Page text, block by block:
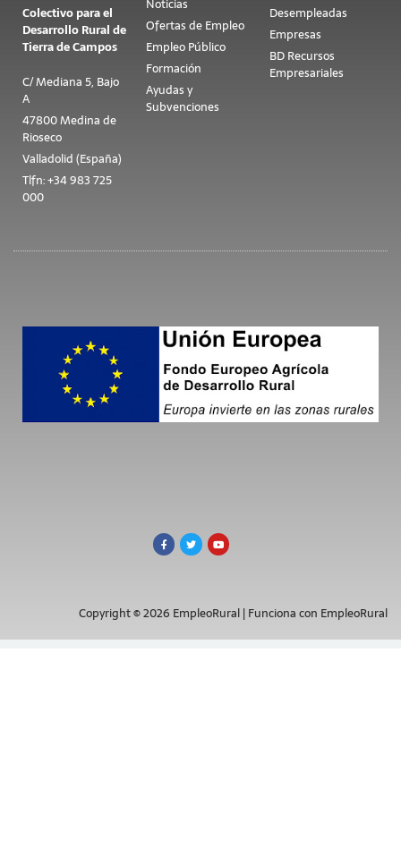
Colectivo para el
Desarrollo Rural de
Tierra de Campos
C/ Mediana 5, Bajo
A
47800 Medina de
Rioseco
Valladolid (España)
Tlfn: +34 983 725
000
Noticias
Ofertas de Empleo
Empleo Público
Formación
Ayudas y
Subvenciones
Desempleadas
Empresas
BD Recursos
Empresariales
Copyright © 2026 EmpleoRural | Funciona con EmpleoRural